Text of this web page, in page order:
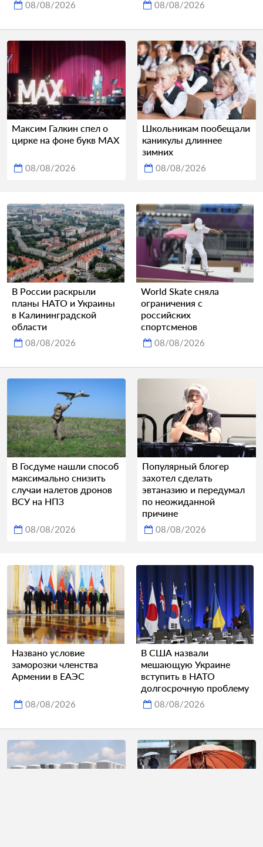
08/08/2026 08/08/2026
Максим Галкин спел о
цирке на фоне букв MAX
08/08/2026
Школьникам пообещали
каникулы длиннее
зимних
08/08/2026
В России раскрыли
планы НАТО и Украины
в Калининградской
области
08/08/2026
World Skate сняла
ограничения с
российских
спортсменов
08/08/2026
В Госдуме нашли способ
максимально снизить
случаи налетов дронов
ВСУ на НПЗ
08/08/2026
Популярный блогер
захотел сделать
эвтаназию и передумал
по неожиданной
причине
08/08/2026
Названо условие
заморозки членства
Армении в ЕАЭС
08/08/2026
В США назвали
мешающую Украине
вступить в НАТО
долгосрочную проблему
08/08/2026